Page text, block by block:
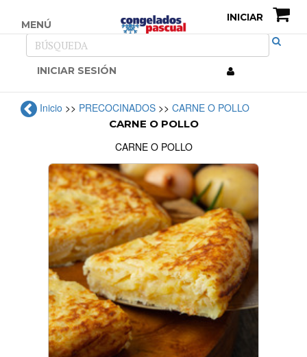
MENÚ
INICIAR
INICIAR SESIÓN
Inicio >> PRECOCINADOS >> CARNE O POLLO
CARNE O POLLO
CARNE O POLLO